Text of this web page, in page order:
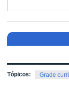
Tópicos: Grade